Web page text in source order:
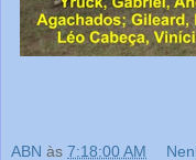
ABN às 7:18:00 AM